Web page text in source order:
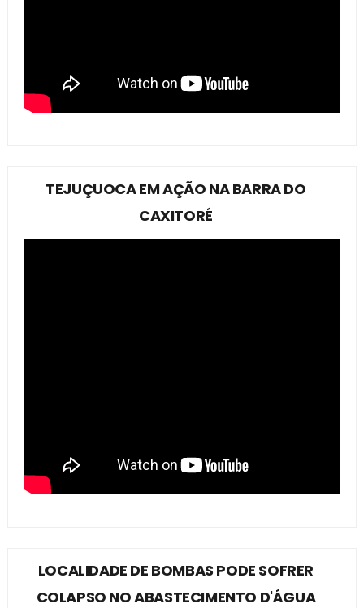
TEJUÇUOCA EM AÇÃO NA BARRA DO
CAXITORÉ
LOCALIDADE DE BOMBAS PODE SOFRER
COLAPSO NO ABASTECIMENTO D'ÁGUA